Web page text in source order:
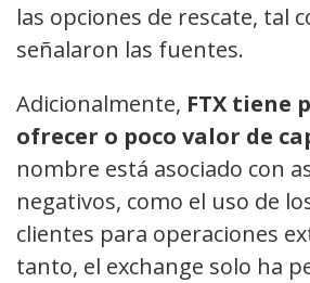
las opciones de rescate, tal
señalaron las fuentes.
Adicionalmente, FTX tiene
ofrecer o poco valor de
nombre está asociado con
negativos, como el uso de
clientes para operaciones
tanto, el exchange solo ha